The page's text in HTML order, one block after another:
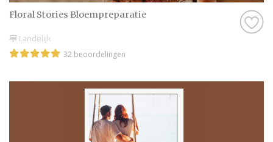
Floral Stories Bloempreparatie
Landelijk
32 beoordelingen